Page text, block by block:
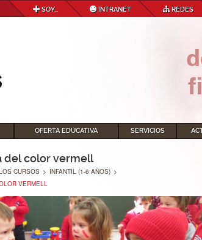
SOY... INTRANET REDES
OFERTA EDUCATIVA SERVICIOS
del color vermell
CURSOS > INFANTIL (1-6 AÑOS) >
VERMELL